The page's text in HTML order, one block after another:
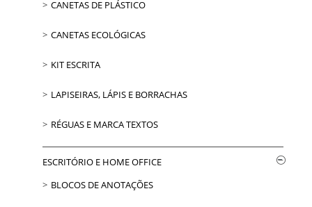
CANETAS DE PLÁSTICO
CANETAS ECOLÓGICAS
KIT ESCRITA
LAPISEIRAS, LÁPIS E BORRACHAS
RÉGUAS E MARCA TEXTOS
ESCRITÓRIO E HOME OFFICE
BLOCOS DE ANOTAÇÕES